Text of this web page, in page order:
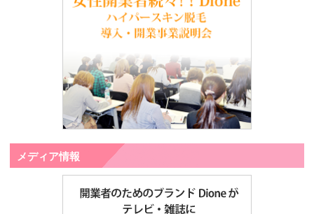
メディア情報